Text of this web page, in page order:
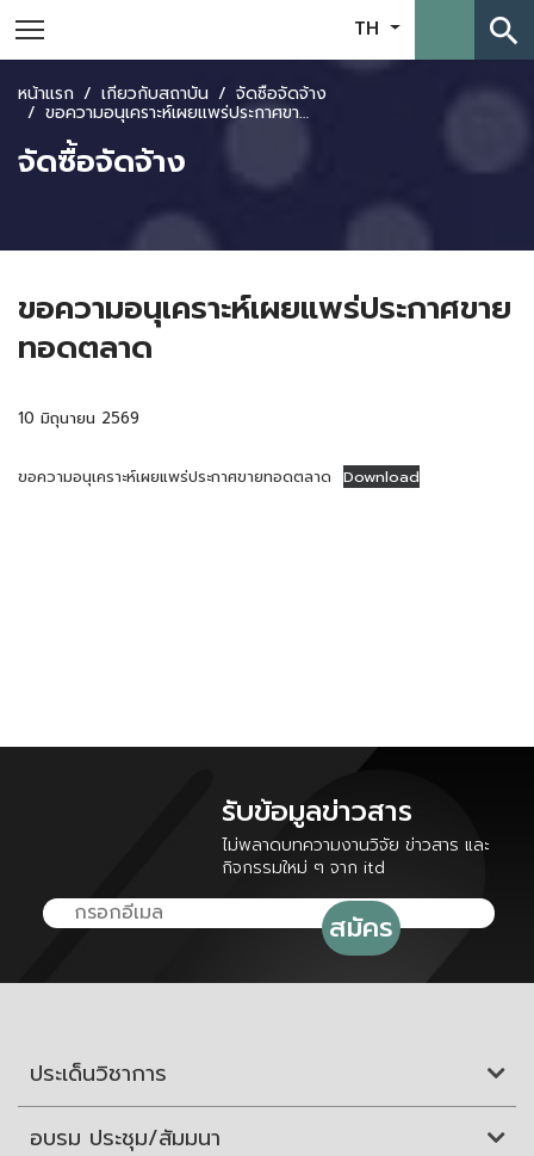
TH search
หน้าแรก เกี่ยวกับสถาบัน จัดซื้อจัดจ้าง
ขอความอนุเคราะห์เผยแพร่ประกาศขายทอดตลาด
จัดซื้อจัดจ้าง
ขอความอนุเคราะห์เผยแพร่ประกาศขาย
ทอดตลาด
10 มิถุนายน 2569
ขอความอนุเคราะห์เผยแพร่ประกาศขายทอดตลาด Download
รับข้อมูลข่าวสาร
ไม่พลาดบทความงานวิจัย ข่าวสาร และ
กิจกรรมใหม่ ๆ จาก itd
ประเด็นวิชาการ
อบรม ประชุม/สัมมนา